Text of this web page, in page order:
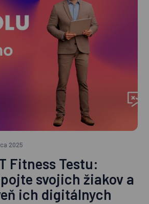
2025
Fitness Testu:
svojich žiakov a
ich digitálnych